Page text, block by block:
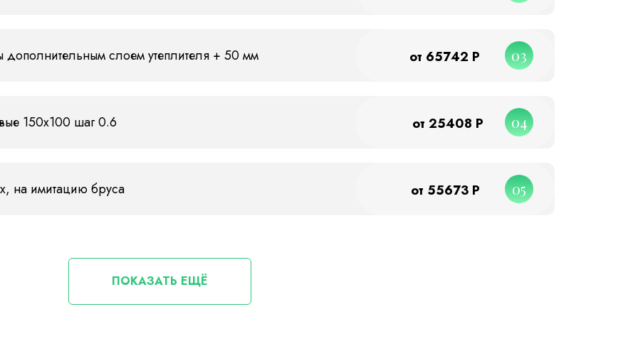
слоем утеплителя + 50 мм от 65742 Р 03
150х100 шаг 0.6 от 25408 Р 04
на имитацию бруса от 55673 Р 05
ПОКАЗАТЬ ЕЩЁ